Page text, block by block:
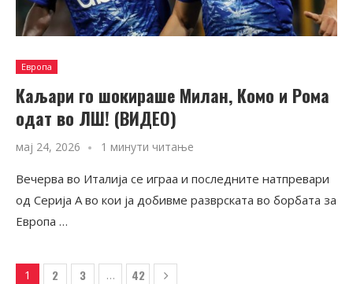
Европа
Каљари го шокираше Милан, Комо и Рома
одат во ЛШ! (ВИДЕО)
мај 24, 2026 1 минути читање
Вечерва во Италија се играа и последните натпревари
од Серија А во кои ја добивме разврската во борбата за
Европа …
1 2 3 … 42